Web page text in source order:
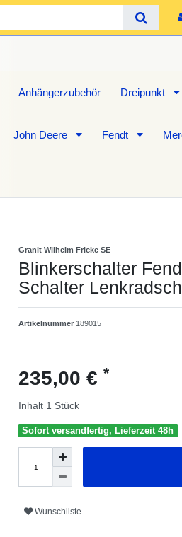
Anhängerzubehör Dreipunkt
John Deere Fendt
Granit Wilhelm Fricke SE
Blinkerschalter
Schalter
Artikelnummer 189015
235,00 € *
Inhalt 1 Stück
Sofort versandfertig, Lieferzeit 48h
Wunschliste